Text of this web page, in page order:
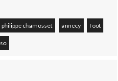
philippe chamosset annecy foot